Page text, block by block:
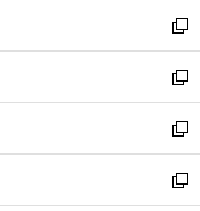
く
で
開
く
ド
ウ
で
開
く
ィ
ン
ド
ウ
で
開
く
新
し
い
ウ
ィ
ン
ド
ウ
新
し
い
ウ
ィ
新
し
い
新